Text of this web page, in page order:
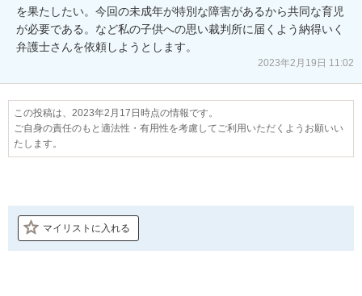
を果たしたい。今回の未成年が特別な障害があるから共同な育児
が必要である。など私の子供への思い裁判所に届くよう納得いく
弁護士さんを依頼しようとします。
2023年2月19日 11:02
この投稿は、2023年2月17日時点の情報です。
ご自身の責任のもと適法性・有用性を考慮してご利用いただくようお願いい
たします。
マイリストに入れる